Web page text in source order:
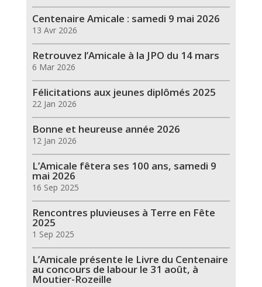
Centenaire Amicale : samedi 9 mai 2026
13 Avr 2026
Retrouvez l’Amicale à la JPO du 14 mars
6 Mar 2026
Félicitations aux jeunes diplômés 2025
22 Jan 2026
Bonne et heureuse année 2026
12 Jan 2026
L’Amicale fêtera ses 100 ans, samedi 9
mai 2026
16 Sep 2025
Rencontres pluvieuses à Terre en Fête
2025
1 Sep 2025
L’Amicale présente le Livre du Centenaire
au concours de labour le 31 août, à
Moutier-Rozeille